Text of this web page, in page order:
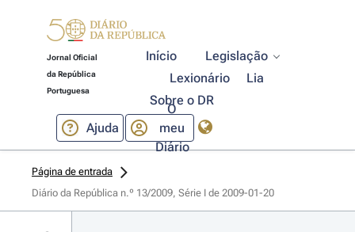
Jornal Oficial
da República
Portuguesa
Início
Legislação
Lexionário
Lia
Sobre o DR
Ajuda
O
meu
Diário
Página de entrada
Diário da República n.º 13/2009, Série I de 2009-01-20